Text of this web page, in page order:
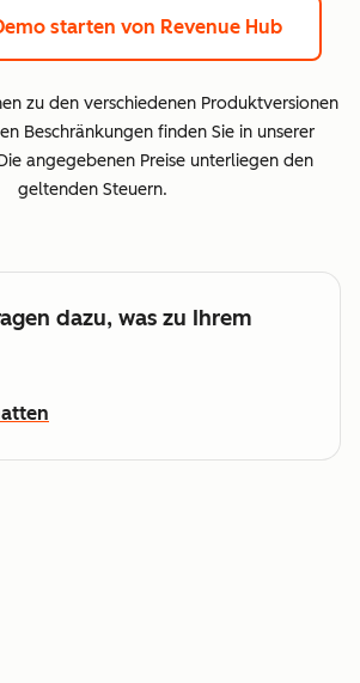
starten von Revenue Hub
zu den verschiedenen Produktversionen
Beschränkungen finden Sie in unserer
angegebenen Preise unterliegen den
geltenden Steuern.
dazu, was zu Ihrem